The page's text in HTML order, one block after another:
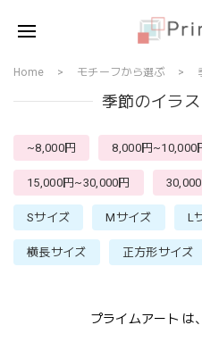
Home モチーフから選ぶ
季節のイラス
~8,000円 8,000円~10,000
15,000円~30,000円
Sサイズ Mサイズ L
横長サイズ 正方形サイズ
プライムアート は